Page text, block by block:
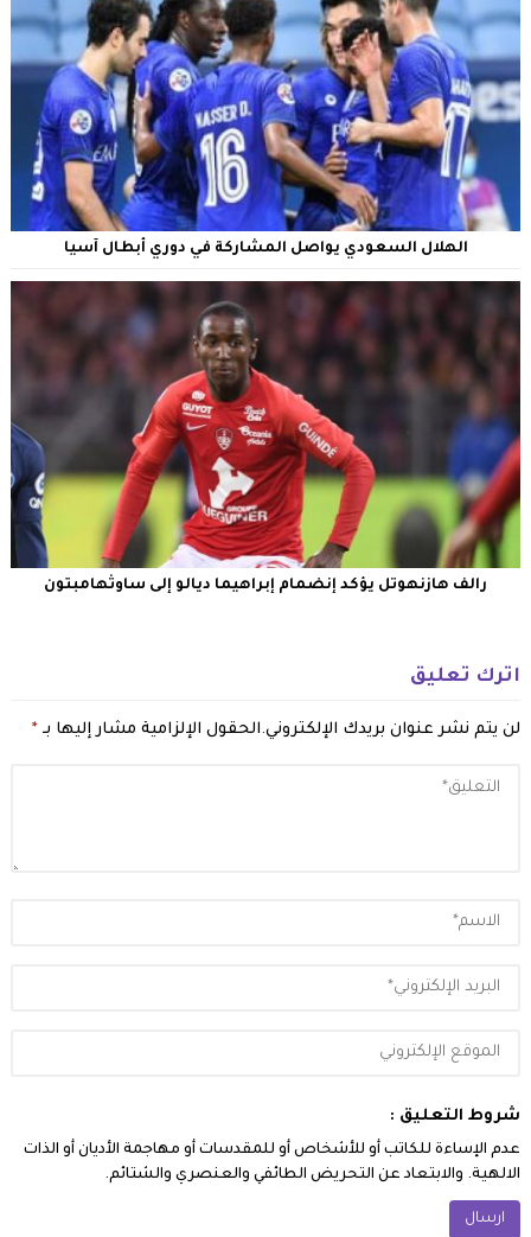
الهلال السعودي يواصل المشاركة في دوري أبطال آسيا
رالف هازنهوتل يؤكد إنضمام إبراهيما ديالو إلى ساوثهامبتون
اترك تعليق
لن يتم نشر عنوان بريدك الإلكتروني.الحقول الإلزامية مشار إليها بـ *
شروط التعليق :
عدم الإساءة للكاتب أو للأشخاص أو للمقدسات أو مهاجمة الأديان أو الذات
الالهية. والابتعاد عن التحريض الطائفي والعنصري والشتائم.